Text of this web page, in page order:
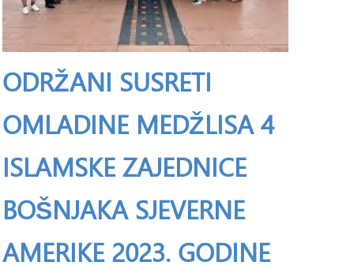
ODRŽANI SUSRETI
OMLADINE MEDŽLISA 4
ISLAMSKE ZAJEDNICE
BOŠNJAKA SJEVERNE
AMERIKE 2023. GODINE